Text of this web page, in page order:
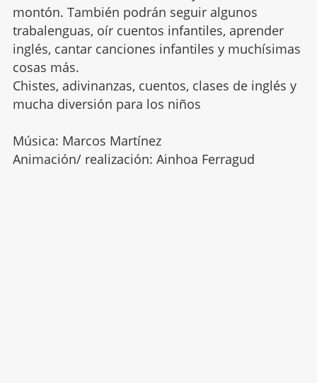
montón. También podrán seguir algunos
trabalenguas, oír cuentos infantiles, aprender
inglés, cantar canciones infantiles y muchísimas
cosas más.
Chistes, adivinanzas, cuentos, clases de inglés y
mucha diversión para los niños
Música: Marcos Martínez
Animación/ realización: Ainhoa Ferragud